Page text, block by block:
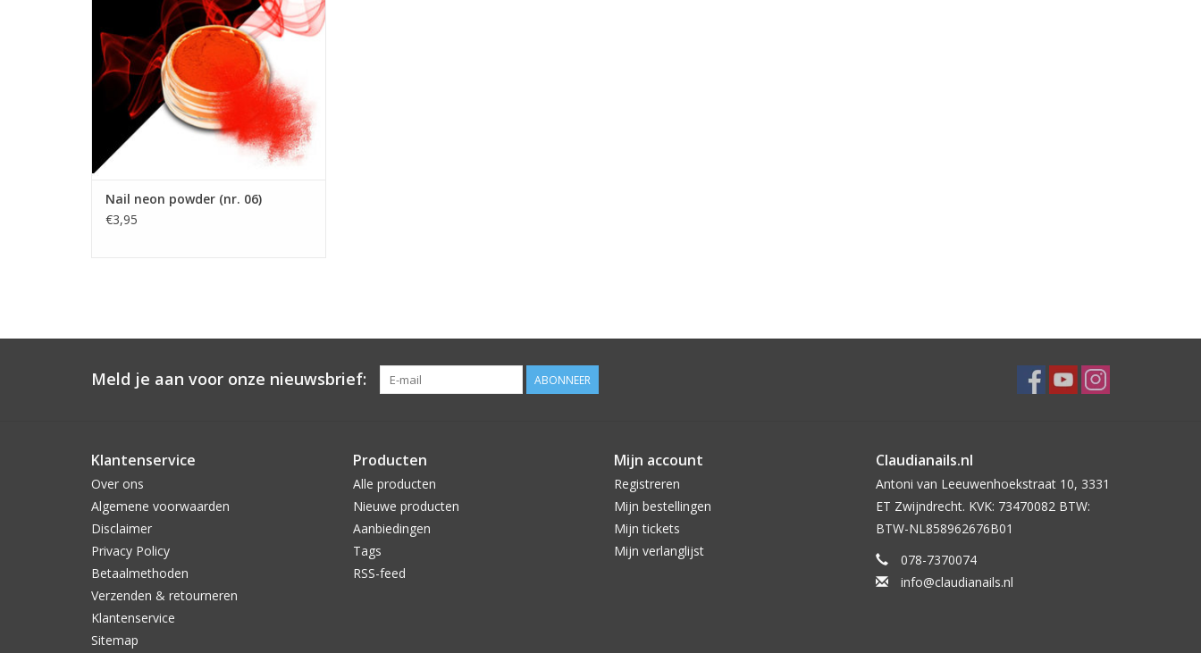
Nail neon powder (nr. 06)
€3,95
Meld je aan voor onze nieuwsbrief: ABONNEER
Klantenservice
Over ons
Algemene voorwaarden
Disclaimer
Privacy Policy
Betaalmethoden
Verzenden & retourneren
Klantenservice
Sitemap
Producten
Alle producten
Nieuwe producten
Aanbiedingen
Tags
RSS-feed
Mijn account
Registreren
Mijn bestellingen
Mijn tickets
Mijn verlanglijst
Claudianails.nl
Antoni van Leeuwenhoekstraat 10, 3331
ET Zwijndrecht. KVK: 73470082 BTW:
BTW-NL858962676B01
078-7370074
info@claudianails.nl